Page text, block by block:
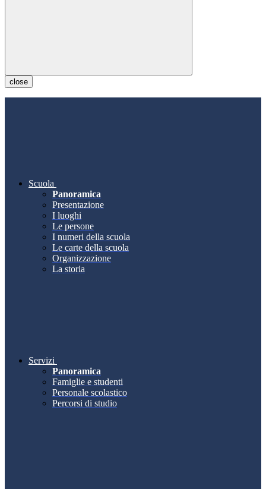
close
Scuola
Panoramica
Presentazione
I luoghi
Le persone
I numeri della scuola
Le carte della scuola
Organizzazione
La storia
Servizi
Panoramica
Famiglie e studenti
Personale scolastico
Percorsi di studio